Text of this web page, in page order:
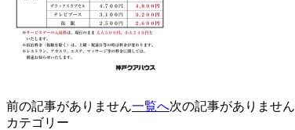
前の記事がありません一覧へ次の記事がありません
カテゴリー